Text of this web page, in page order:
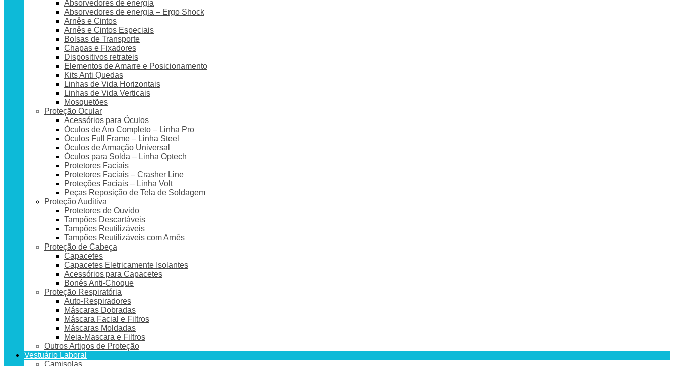
Absorvedores de energia
Absorvedores de energia – Ergo Shock
Arnês e Cintos
Arnês e Cintos Especiais
Bolsas de Transporte
Chapas e Fixadores
Dispositivos retrateis
Elementos de Amarre e Posicionamento
Kits Anti Quedas
Linhas de Vida Horizontais
Linhas de Vida Verticais
Mosquetões
Proteção Ocular
Acessórios para Óculos
Óculos de Aro Completo – Linha Pro
Óculos Full Frame – Linha Steel
Óculos de Armação Universal
Óculos para Solda – Linha Optech
Protetores Faciais
Protetores Faciais – Crasher Line
Proteções Faciais – Linha Volt
Peças Reposição de Tela de Soldagem
Proteção Auditiva
Protetores de Ouvido
Tampões Descartáveis
Tampões Reutilizáveis
Tampões Reutilizáveis com Arnês
Proteção de Cabeça
Capacetes
Capacetes Eletricamente Isolantes
Acessórios para Capacetes
Bonés Anti-Choque
Proteção Respiratória
Auto-Respiradores
Máscaras Dobradas
Máscara Facial e Filtros
Máscaras Moldadas
Meia-Mascara e Filtros
Outros Artigos de Proteção
Vestuário Laboral